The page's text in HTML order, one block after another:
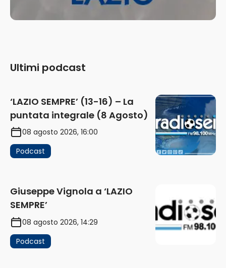
Ultimi podcast
‘LAZIO SEMPRE’ (13-16) – La
puntata integrale (8 Agosto)
08 agosto 2026, 16:00
Podcast
Giuseppe Vignola a ‘LAZIO
SEMPRE’
08 agosto 2026, 14:29
Podcast